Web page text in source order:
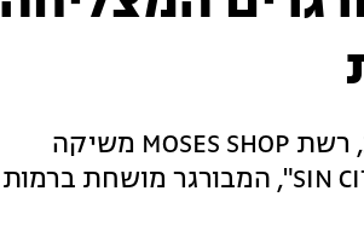
לרגל יום ההמבורגר הבינלאומי, שחל ביום חמישי הקרוב, רשת MOSES SHOP משיקה
תפריט חדש, שכולל את "צ’יפס החיוכים" האגדי ואת "SIN CITY", המבורגר מושחת ברמות